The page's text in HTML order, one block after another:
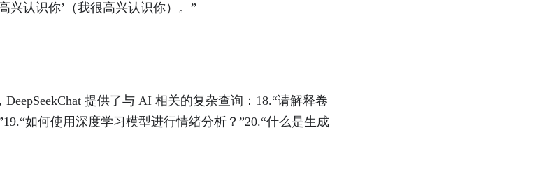
兴认识你’（我很高兴认识你）。”
提供了与 AI 相关的复杂查询：18.“请解释卷
如何使用深度学习模型进行情绪分析？”20.“什么是生成